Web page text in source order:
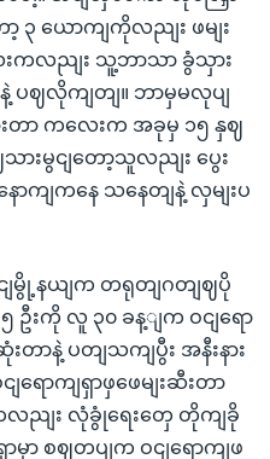
ာ့ ၃ ယောကျကိုလညျး ဖမျး
ကလညျး သူ့ဘာသာ ခွံသှား
ပဈလိုကျတျ။ ဘာမှမလုပျ
ာ ကလေးက အခုမှ ၁၅ နှဈ
ားမွငျတော့သူလညျး ပွေး
ောကျကနေ သနေတျနဲ့ လှမျးပ
ျမွို့နယျက တရုတျဂတျဈပို
ဦးကို လူ ၃၀ ခန့ျက ဝငျရော
ာနဲ့ ပတျသကျပွီး အနီးနား
ောကျရှာဖှဖေမျးဆီးတာ
လညျး လုံခွုံရေးတှေ တိုကျခို
မှာ စဈတပျက ဝငျရောကျဖ